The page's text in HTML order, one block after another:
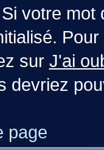
votre
sur J'ai
devriez
page